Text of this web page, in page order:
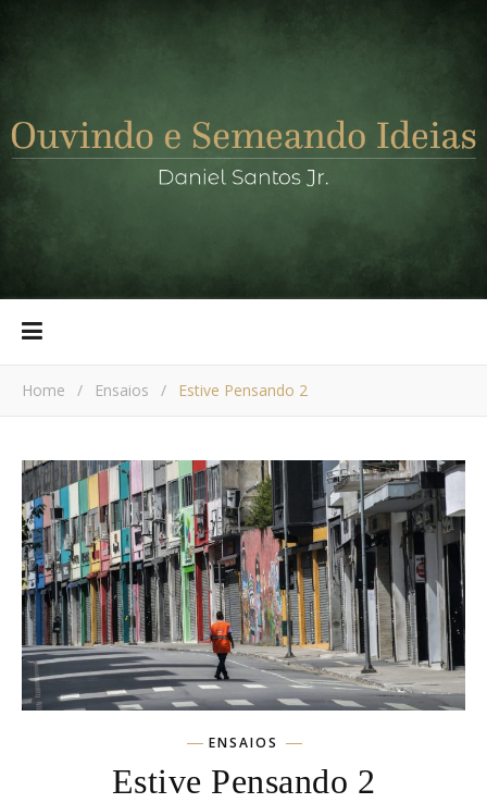
Home / Ensaios / Estive Pensando 2
ENSAIOS
Estive Pensando 2